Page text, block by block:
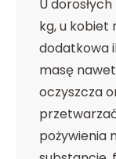
U
kg, u kobiet
dodatkowa
masę
oczyszcza
pożywienia